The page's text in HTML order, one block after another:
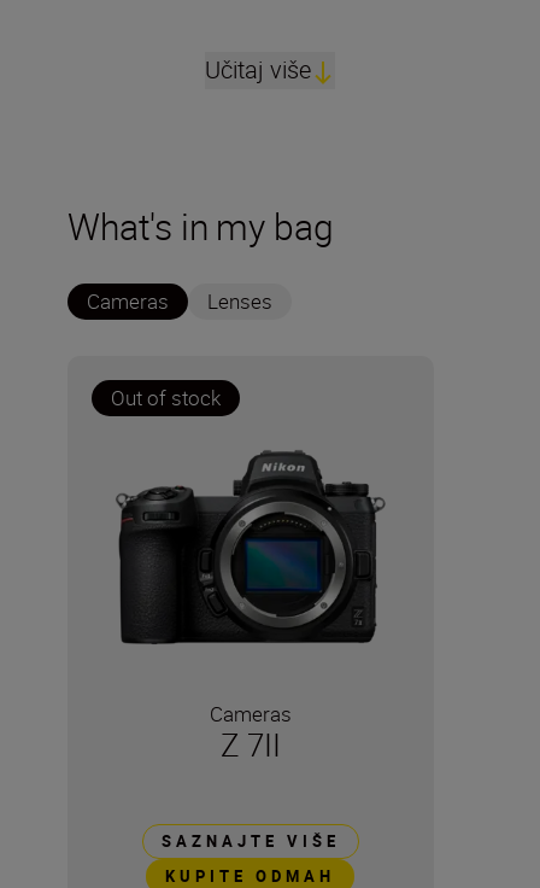
Učitaj više
What's in my bag
Cameras Lenses
Out of stock
Cameras
Z 7II
SAZNAJTE VIŠE
KUPITE ODMAH